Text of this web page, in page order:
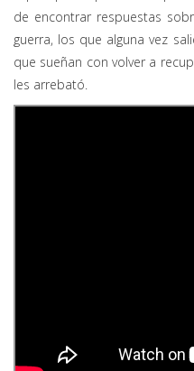
de encontrar respuestas
guerra, los que alguna vez
que sueñan con volver a
les arrebató.